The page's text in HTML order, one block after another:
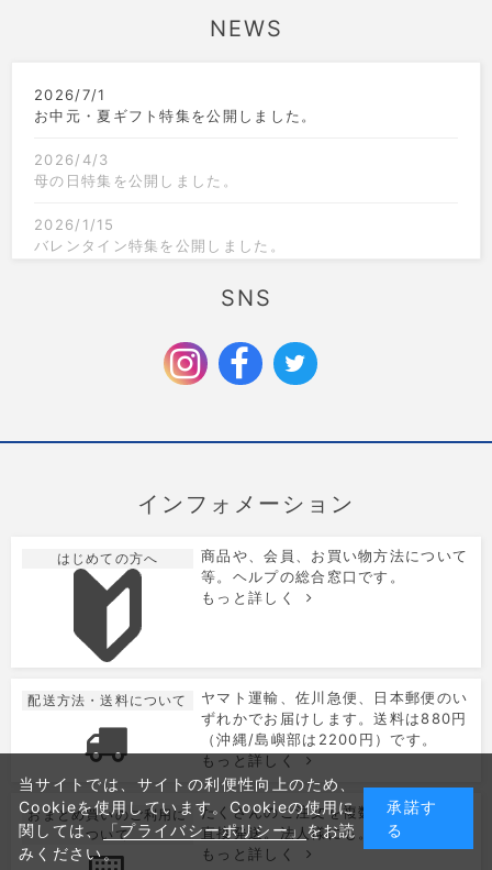
NEWS
2026/7/1
お中元・夏ギフト特集を公開しました。
2026/4/3
母の日特集を公開しました。
2026/1/15
バレンタイン特集を公開しました。
クリスマス限定のラッピングを追加しました。
お歳暮特集を公開しました。
SNS
インフォメーション
はじめての方へ
商品や、会員、お買い物方法について
等。ヘルプの総合窓口です。
もっと詳しく
配送方法・送料について
ヤマト運輸、佐川急便、日本郵便のい
ずれかでお届けします。送料は880円
（沖縄/島嶼部は2200円）です。
もっと詳しく
おまとめ買いのご利用に
ついて
たくさんのご注文を複数のお届け先に
直接発送。法人様にも。
もっと詳しく
当サイトでは、サイトの利便性向上のため、
Cookieを使用しています。Cookieの使用に
関しては、 「プライバシーポリシー」をお読
みください。
承諾す
る